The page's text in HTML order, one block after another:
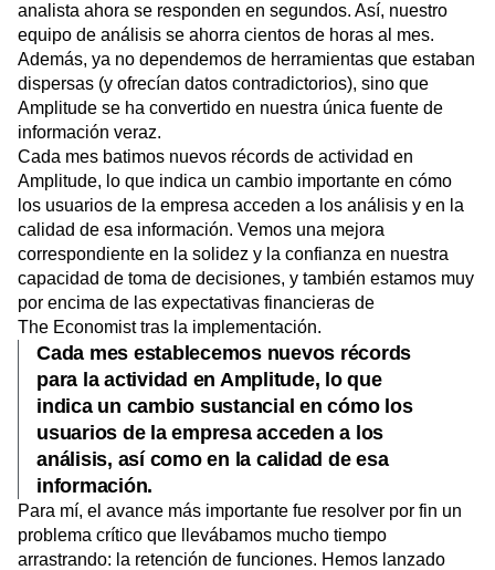
analista ahora se responden en segundos. Así, nuestro
equipo de análisis se ahorra cientos de horas al mes.
Además, ya no dependemos de herramientas que estaban
dispersas (y ofrecían datos contradictorios), sino que
Amplitude se ha convertido en nuestra única fuente de
información veraz.
Cada mes batimos nuevos récords de actividad en
Amplitude, lo que indica un cambio importante en cómo
los usuarios de la empresa acceden a los análisis y en la
calidad de esa información. Vemos una mejora
correspondiente en la solidez y la confianza en nuestra
capacidad de toma de decisiones, y también estamos muy
por encima de las expectativas financieras de
The Economist tras la implementación.
Cada mes establecemos nuevos récords
para la actividad en Amplitude, lo que
indica un cambio sustancial en cómo los
usuarios de la empresa acceden a los
análisis, así como en la calidad de esa
información.
Para mí, el avance más importante fue resolver por fin un
problema crítico que llevábamos mucho tiempo
arrastrando: la retención de funciones. Hemos lanzado